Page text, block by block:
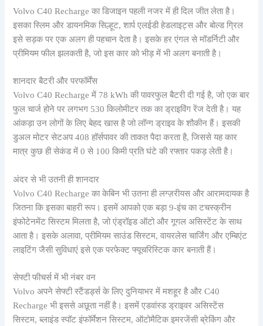
Volvo C40 Recharge का डिजाइन पहली नजर में ही दिल जीत लेता है।
इसका स्लिम और डायनमिक सिल्हूट, शार्प एलईडी हेडलाइट्स और बोल्ड ग्रिल
इसे सड़क पर एक अलग ही पहचान देता है। इसके हर एंगल से मॉडर्निटी और
प्रीमियम फील झलकती है, जो इस कार को भीड़ में भी अलग बनाती है।
शानदार बैटरी और परफॉर्मेंस
Volvo C40 Recharge में 78 kWh की पावरफुल बैटरी दी गई है, जो एक बार
फुल चार्ज होने पर लगभग 530 किलोमीटर तक का ड्राइविंग रेंज देती है। यह
आंकड़ा उन लोगों के लिए बेहद खास है जो लॉन्ग ड्राइव के शौकीन हैं। इसकी
डुअल मोटर सेटअप 408 हॉर्सपावर की ताकत पैदा करता है, जिससे यह कार
मात्र कुछ ही सेकंड में 0 से 100 किमी प्रति घंटे की रफ्तार पकड़ लेती है।
अंदर से भी उतनी ही शानदार
Volvo C40 Recharge का केबिन भी उतना ही लग्ज़रीयस और आरामदायक है
जितना कि इसका बाहरी रूप। इसमें आपको एक बड़ा 9-इंच का टचस्क्रीन
इंफोटेनमेंट सिस्टम मिलता है, जो एंड्रॉइड ऑटो और गूगल असिस्टेंट के साथ
आता है। इसके अलावा, प्रीमियम साउंड सिस्टम, वायरलेस चार्जिंग और एम्बिएंट
लाइटिंग जैसी सुविधाएं इसे एक परफेक्ट फ्यूचरिस्टिक कार बनाती हैं।
सेफ्टी फीचर्स में भी नंबर वन
Volvo अपने सेफ्टी स्टैंडर्ड्स के लिए दुनियाभर में मशहूर है और C40
Recharge भी इससे अछूता नहीं है। इसमें एडवांस्ड ड्राइवर असिस्टेंस
सिस्टम, ब्लाइंड स्पॉट इंफॉर्मेशन सिस्टम, ऑटोमैटिक इमरजेंसी ब्रेकिंग और